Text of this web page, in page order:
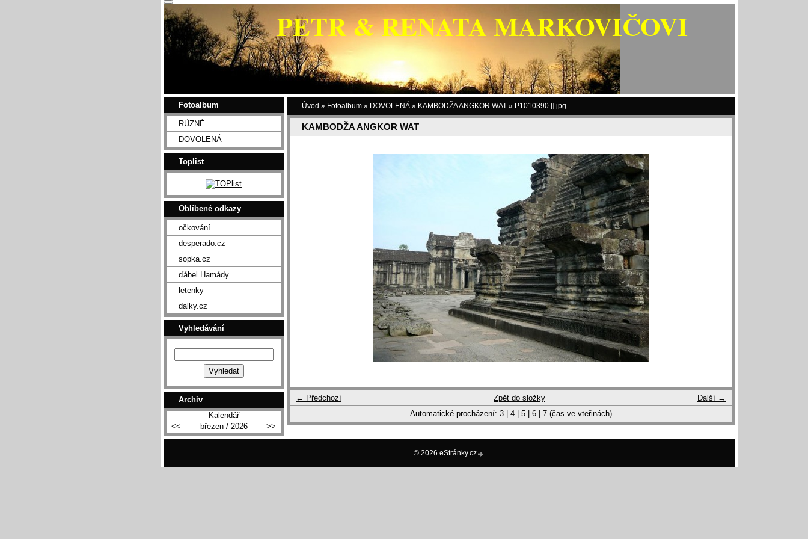
PETR & RENATA MARKOVIČOVI
Úvod » Fotoalbum » DOVOLENÁ » KAMBODŽA ANGKOR WAT » P1010390 [].jpg
KAMBODŽA ANGKOR WAT
← Předchozí Další →
Zpět do složky
Automatické procházení: 3| 4| 5| 6| 7(čas ve vteřinách)
Fotoalbum
RŮZNÉ
DOVOLENÁ
Toplist
Oblíbené odkazy
očkování
desperado.cz
sopka.cz
ďábel Hamády
letenky
dalky.cz
Vyhledávání
Archiv
Kalendář
<<
březen / 2026 >>
© 2026 eStránky.cz